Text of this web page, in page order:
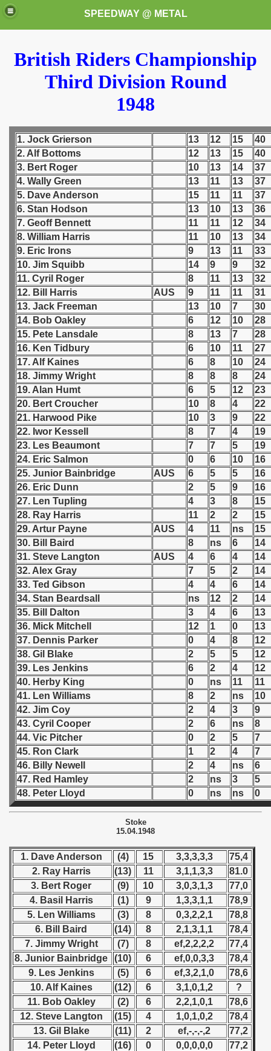
SPEEDWAY @ METAL
British Riders Championship
Third Division Round
1948
1. Jock Grierson 13 12 15
40
2. Alf Bottoms
12 13 15
40
3. Bert Roger
10 13 14
37
4. Wally Green
13 11 13
37
5. Dave Anderson
15 11 11
37
6. Stan Hodson
13 10 13
36
7. Geoff Bennett
11 11 12
34
8. William Harris
11 10 13
34
9. Eric Irons
9 13 11
33
10. Jim Squibb
14 9 9
32
11. Cyril Roger
8 11 13
32
12. Bill Harris
AUS 9 11 11
31
13. Jack Freeman
13 10 7
30
14. Bob Oakley
6 12 10
28
15. Pete Lansdale
8 13 7
28
16. Ken Tidbury
6 10 11
27
17. Alf Kaines
6 8 10
24
18. Jimmy Wright
8 8 8
24
19. Alan Humt
6 5 12
23
20. Bert Croucher
10 8 4
22
21. Harwood Pike
10 3 9
22
22. Iwor Kessell
8 7 4
19
23. Les Beaumont
7 7 5
19
24. Eric Salmon
0 6 10
16
25. Junior Bainbridge
AUS 6 5 5
16
26. Eric Dunn
2 5 9
16
27. Len Tupling
4 3 8
15
28. Ray Harris
11 2 2
15
29. Artur Payne
AUS 4 11 ns
15
30. Bill Baird
8 ns 6
14
31. Steve Langton
AUS 4 6 4
14
32. Alex Gray
7 5 2
14
33. Ted Gibson
4 4 6
14
34. Stan Beardsall
ns 12 2
14
35. Bill Dalton
3 4 6
13
36. Mick Mitchell
12 1 0
13
37. Dennis Parker
0 4 8
12
38. Gil Blake
2 5 5
12
39. Les Jenkins
6 2 4
12
40. Herby King
0 ns 11
11
41. Len Williams
8 2 ns
10
42. Jim Coy
2 4 3
9
43. Cyril Cooper
2 6 ns
8
44. Vic Pitcher
0 2 5
7
45. Ron Clark
1 2 4
7
46. Billy Newell
2 4 ns
6
47. Red Hamley
2 ns 3
5
48. Peter Lloyd
0 ns ns 0
Stoke
15.04.1948
1. Dave Anderson (4) 15 3,3,3,3,3
75,4
2. Ray Harris
(13) 11 3,1,1,3,3
81.0
3. Bert Roger
(9) 10 3,0,3,1,3
77,0
4. Basil Harris
(1) 9 1,3,3,1,1
78,9
5. Len Williams
(3) 8 0,3,2,2,1
78,8
6. Bill Baird
(14) 8 2,1,3,1,1
78,4
7. Jimmy Wright
(7) 8 ef,2,2,2,2
77,4
8. Junior Bainbridge
(10) 6 ef,0,0,3,3
78,4
9. Les Jenkins
(5) 6 ef,3,2,1,0
78,6
10. Alf Kaines
(12) 6 3,1,0,1,2
?
11. Bob Oakley
(2) 6 2,2,1,0,1
78,6
12. Steve Langton
(15) 4 1,0,1,0,2
78,4
13. Gil Blake
(11) 2 ef,-,-,-,2
77,2
14. Peter Lloyd
(16) 0 0,0,0,0,0
77,2
these speedway programms)
(My speedway programmes to exchange or sale)
Świata (World Speedway Championship)
1946
qualifications) - 1948
Qualifications) - 1948
- 1952
- 1953
- 1954
- 1955
- 1956
- 1957
- 1958
- 1959
- 1961
- 1962
- 1963
- 1964
- 1965
- 1966
- 1967
- 1968